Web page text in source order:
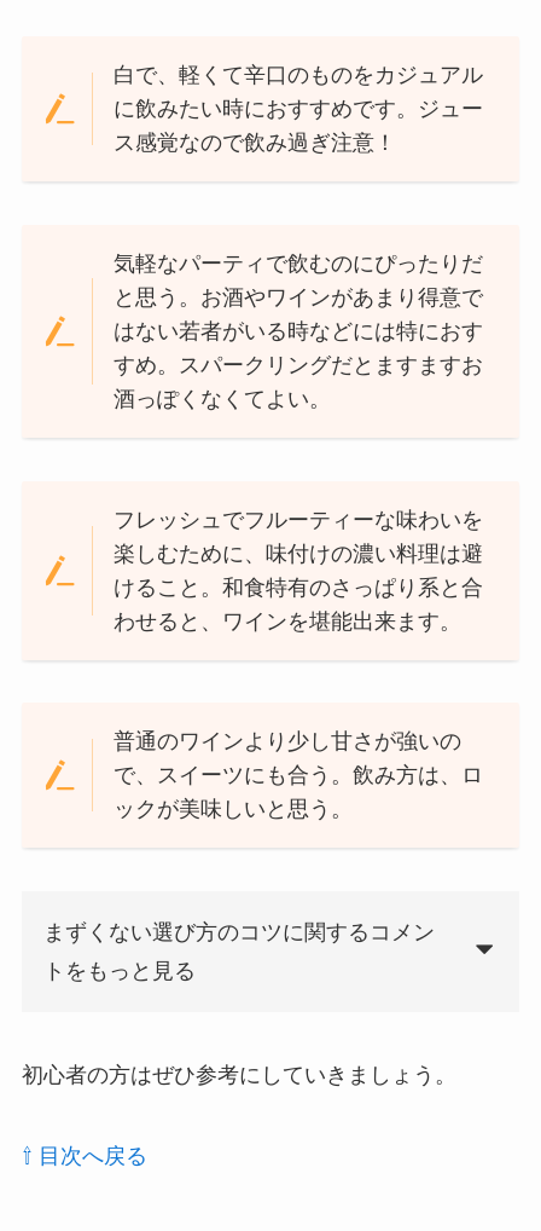
白で、軽くて辛口のものをカジュアル
に飲みたい時におすすめです。ジュー
ス感覚なので飲み過ぎ注意！
気軽なパーティで飲むのにぴったりだ
と思う。お酒やワインがあまり得意で
はない若者がいる時などには特におす
すめ。スパークリングだとますますお
酒っぽくなくてよい。
フレッシュでフルーティーな味わいを
楽しむために、味付けの濃い料理は避
けること。和食特有のさっぱり系と合
わせると、ワインを堪能出来ます。
普通のワインより少し甘さが強いの
で、スイーツにも合う。飲み方は、ロ
ックが美味しいと思う。
まずくない選び方のコツに関するコメン
トをもっと見る
初心者の方はぜひ参考にしていきましょう。
⇧ 目次へ戻る